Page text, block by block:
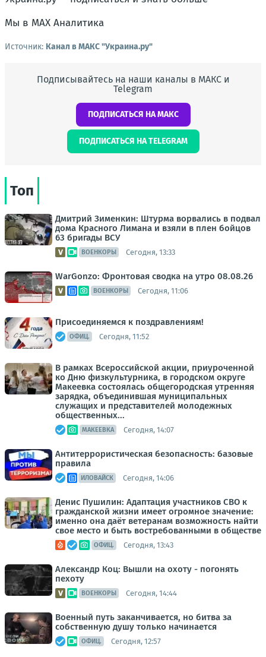
Мы в MAX Аналитика
Источник: Канал в МАКС "Украина.ру"
Подписывайтесь на наши каналы в МАКС и
Telegram
ПОДПИСАТЬСЯ НА МАКС
ПОДПИСАТЬСЯ НА TELEGRAM
Топ
Дмитрий Зименкин: Штурма ворвались в подвал
дома Красного Лимана и взяли в плен бойцов
63 бригады ВСУ
ВОЕНКОРЫ Сегодня, 13:33
WarGonzo: Фронтовая сводка на утро 08.08.26
ВОЕНКОРЫ Сегодня, 11:06
Присоединяемся к поздравлениям!
ОФИЦ. Сегодня, 11:52
В рамках Всероссийской акции, приуроченной
ко Дню физкультурника, в городском округе
Макеевка состоялась общегородская утренняя
зарядка, объединившая муниципальных
служащих и представителей молодежных
общественных...
МАКЕЕВКА Сегодня, 14:07
Антитеррористическая безопасность: базовые
правила
ИЛОВАЙСК Сегодня, 14:06
Денис Пушилин: Адаптация участников СВО к
гражданской жизни имеет огромное значение:
именно она даёт ветеранам возможность найти
свое место и быть востребованными в обществе
ОФИЦ. Сегодня, 13:43
Александр Коц: Вышли на охоту - погонять
пехоту
ВОЕНКОРЫ Сегодня, 14:44
Военный путь заканчивается, но битва за
собственную душу только начинается
ОФИЦ. Сегодня, 12:57